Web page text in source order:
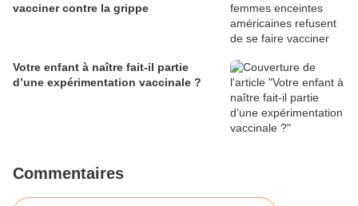
vacciner contre la grippe
Votre enfant à naître fait-il partie
d’une expérimentation vaccinale ?
Commentaires